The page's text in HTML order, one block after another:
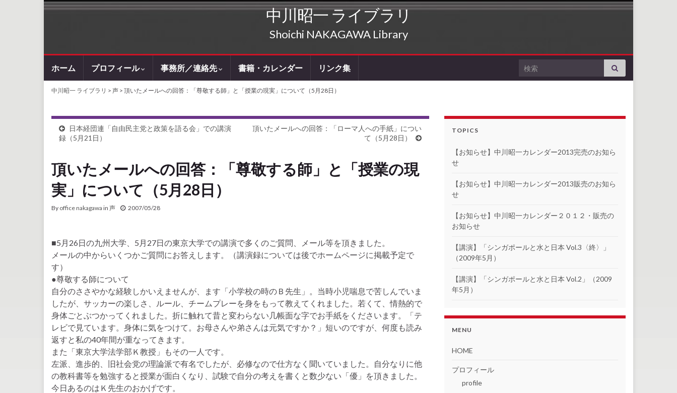
中川昭一 ライブラリ
Shoichi NAKAGAWA Library
ホーム プロフィール 事務所／連絡先 書籍・カレンダー リンク集 Search for:
中川昭一 ライブラリ > 声 > 頂いたメールへの回答：「尊敬する師」と「授業の現実」について（5月28日）
日本経団連「自由民主党と政策を語る会」での講演
録（5月21日）
頂いたメールへの回答：「ローマ人への手紙」につい
て（5月28日）
頂いたメールへの回答：「尊敬する師」と「授業の現
実」について（5月28日）
By office nakagawa in 声 2007/05/28
■5月26日の九州大学、5月27日の東京大学での講演で多くのご質問、メール等を頂きました。
メールの中からいくつかご質問にお答えします。（講演録については後でホームページに掲載予定で
す）
●尊敬する師について
自分のささやかな経験しかいえませんが、ます「小学校の時のＢ先生」。当時小児喘息で苦しんでいま
したが、サッカーの楽しさ、ルール、チームプレーを身をもって教えてくれました。若くて、情熱的で
身体ごとぶつかってくれました。折に触れて昔と変わらない几帳面な字でお手紙をくださいます。「テ
レビで見ています。身体に気をつけて。お母さんや弟さんは元気ですか？」短いのですが、何度も読み
返すと私の40年間が重なってきます。
また「東京大学法学部Ｋ教授」もその一人です。
左派、進歩的、旧社会党の理論派で有名でしたが、必修なので仕方なく聞いていました。自分なりに他
の教科書等を勉強すると授業が面白くなり、試験で自分の考えを書くと数少ない「優」を頂きました。
今日あるのはＫ先生のおかげです。
TOPICS
【お知らせ】中川昭一カレンダー2013完売のお知ら
せ
【お知らせ】中川昭一カレンダー2013販売のお知ら
せ
【お知らせ】中川昭一カレンダー２０１２・販売の
お知らせ
【講演】「シンガポールと水と日本 Vol.3〈終〉」
（2009年5月）
【講演】「シンガポールと水と日本 Vol.2」（2009
年5月）
MENU
HOME
プロフィール
profile